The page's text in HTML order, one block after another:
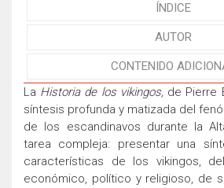
ÍNDICE
AUTOR
CONTENIDO
La Historia de los vikingos,de Pierre
síntesis profunda y matizada del
de los escandinavos durante la
tarea compleja: presentar una
características de los vikingos,
económico, político y religioso, de